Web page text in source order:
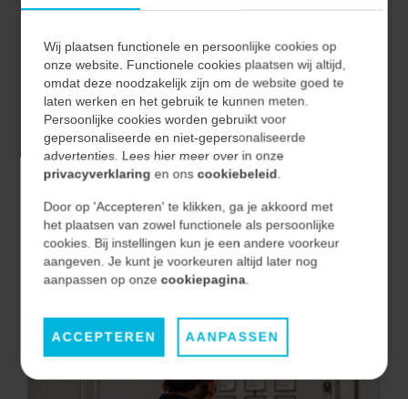
technische diepgang brengt.
Projectbegeleiding met korte communicatielijnen
Frequente on-site validaties met operators,
technische voortgangsoverleggen, kostenbewaking en
het tussentijds afstemmen en bijsturen van
ontwerpkeuzes.
Snel schakelen en oplossingsgericht
doelgericht, komen snel tot de kern en zetten direct
stappen richting een werkbare oplossing.
Wij plaatsen functionele en persoonlijke cookies op
onze website. Functionele cookies plaatsen wij altijd,
omdat deze noodzakelijk zijn om de website goed te
laten werken en het gebruik te kunnen meten.
Persoonlijke cookies worden gebruikt voor
gepersonaliseerde en niet-gepersonaliseerde
advertenties. Lees hier meer over in onze
privacyverklaring en onscookiebeleid .
Door op 'Accepteren' te klikken, ga je akkoord met
het plaatsen van zowel functionele als persoonlijke
cookies. Bij instellingen kun je een andere voorkeur
aangeven. Je kunt je voorkeuren altijd later nog
aanpassen op onzecookiepagina.
ACCEPTEREN AANPASSEN